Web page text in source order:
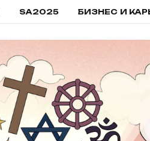
SA2025 БИЗНЕС И